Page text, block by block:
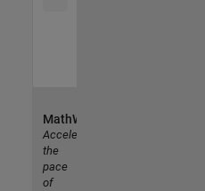
MathWorks
Accelerating
the
pace
of